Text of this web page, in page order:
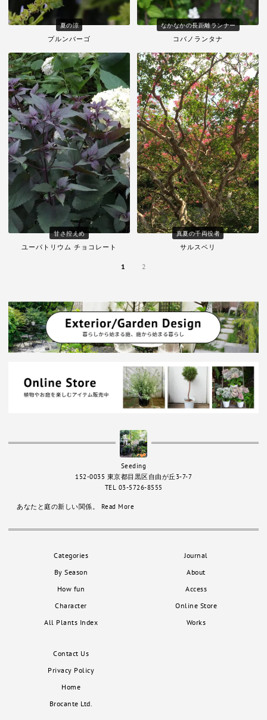
夏の涼
プルンバーゴ
なかなかの長距離ランナー
コバノランタナ
甘さ控えめ
ユーパトリウム チョコレート
真夏の千両役者
サルスベリ
1 2
あなたと庭の新しい関係。 Read More
Seeding
152-0035 東京都目黒区自由が丘3-7-7
TEL 03-5726-8555
Categories
By Season
How fun
Character
All Plants Index
Journal
About
Access
Online Store
Works
Contact Us
Privacy Policy
Home
Brocante Ltd.